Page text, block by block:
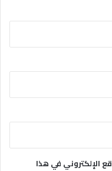
الإلكتروني في هذا